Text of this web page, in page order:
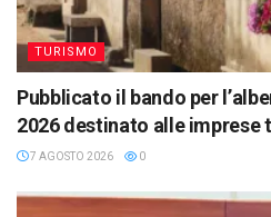
TURISMO
Pubblicato il bando per
2026 destinato alle imprese
7 AGOSTO 2026 0